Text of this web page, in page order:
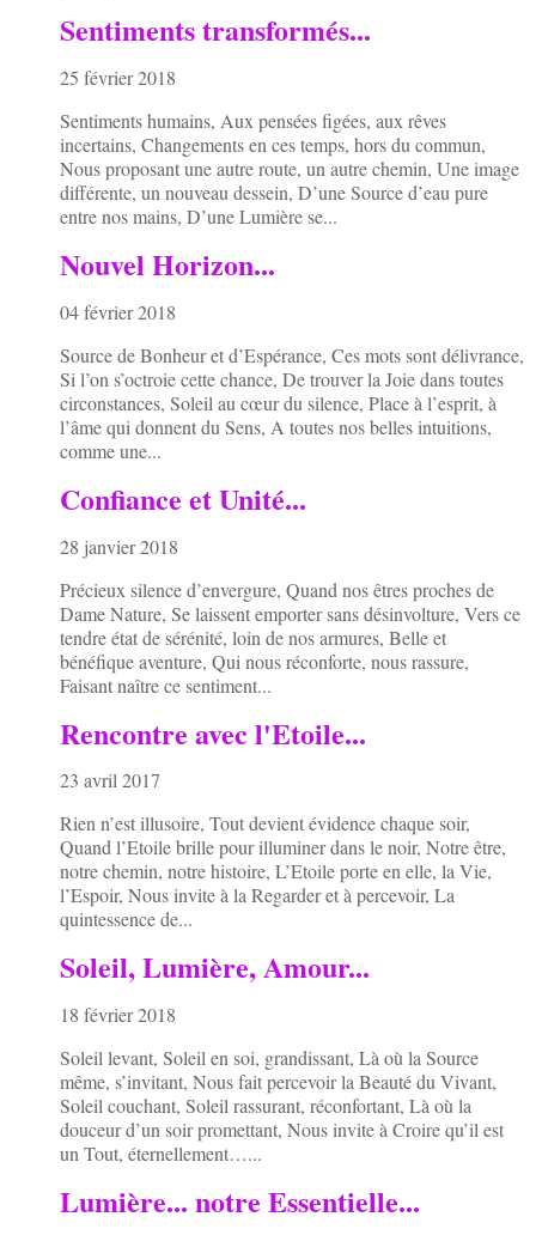
Sentiments transformés...
25 février 2018
Sentiments humains, Aux pensées figées, aux rêves
incertains, Changements en ces temps, hors du commun,
Nous proposant une autre route, un autre chemin, Une image
différente, un nouveau dessein, D’une Source d’eau pure
entre nos mains, D’une Lumière se...
Nouvel Horizon...
04 février 2018
Source de Bonheur et d’Espérance, Ces mots sont délivrance,
Si l’on s’octroie cette chance, De trouver la Joie dans toutes
circonstances, Soleil au cœur du silence, Place à l’esprit, à
l’âme qui donnent du Sens, A toutes nos belles intuitions,
comme une...
Confiance et Unité...
28 janvier 2018
Précieux silence d’envergure, Quand nos êtres proches de
Dame Nature, Se laissent emporter sans désinvolture, Vers ce
tendre état de sérénité, loin de nos armures, Belle et
bénéfique aventure, Qui nous réconforte, nous rassure,
Faisant naître ce sentiment...
Rencontre avec l'Etoile...
23 avril 2017
Rien n’est illusoire, Tout devient évidence chaque soir,
Quand l’Etoile brille pour illuminer dans le noir, Notre être,
notre chemin, notre histoire, L’Etoile porte en elle, la Vie,
l’Espoir, Nous invite à la Regarder et à percevoir, La
quintessence de...
Soleil, Lumière, Amour...
18 février 2018
Soleil levant, Soleil en soi, grandissant, Là où la Source
même, s’invitant, Nous fait percevoir la Beauté du Vivant,
Soleil couchant, Soleil rassurant, réconfortant, Là où la
douceur d’un soir promettant, Nous invite à Croire qu’il est
un Tout, éternellement…...
Lumière... notre Essentielle...